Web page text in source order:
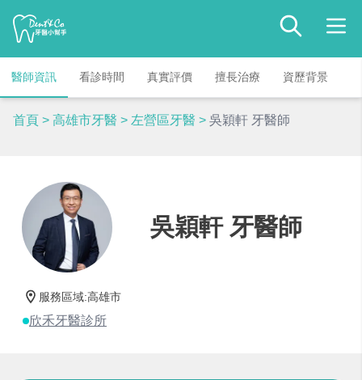
醫師資訊 看診時間 真實評價 擅長治療 資歷背景
首頁 > 高雄市牙醫 > 左營區牙醫 > 吳穎軒 牙醫師
吳穎軒 牙醫師
服務區域:高雄市
欣禾牙醫診所